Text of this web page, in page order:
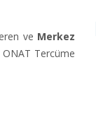
ve Merkez
ONAT Tercüme